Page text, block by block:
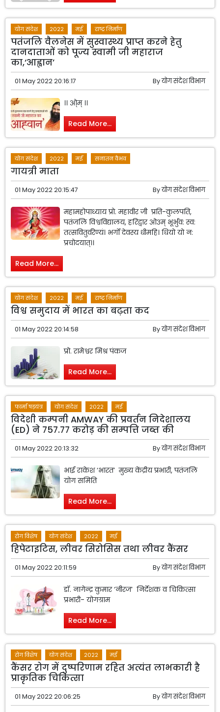
योग संदेश 2022 मई राष्ट्र निर्माण
पतंजलि वैलनेस में सुस्वास्थ्य प्राप्त करने हेतु
दानदाताओं को पूज्य स्वामी जी महाराज
का,‘आह्वान’
01 May 2022 20:16:17 Byयोग संदेश विभाग
।। ओ्म् ।।
Read More...
योग संदेश 2022 मई सनातन वैभव
गायत्री माता
01 May 2022 20:15:47 Byयोग संदेश विभाग
महामहोपाध्याय प्रो. महावीर जी प्रति-कुलपति,
पतंजलि विश्वविद्यालय, हरिद्वार ओ३म् भूर्भुव: स्व:
तत्सवितुर्वरेण्यं। भर्गो देवस्य धीमहि। धियो यो न:
प्रचोदयात्।।
Read More...
योग संदेश 2022 मई राष्ट्र निर्माण
विश्व समुदाय में भारत का बढ़ता कद
01 May 2022 20:14:58 Byयोग संदेश विभाग
प्रो. रामेश्वर मिश्र पंकज
Read More...
फार्मा षड़यंत्र योग संदेश 2022 मई
विदेशी कम्पनी AMWAY की प्रवर्तन निदेशालय
(ED) ने 757.77 करोड़ की सम्पत्ति जब्त की
01 May 2022 20:13:32 Byयोग संदेश विभाग
भाई राकेश ‘भारत’ मुख्य केंद्रीय प्रभारी, पतंजलि
योग समिति
Read More...
रोग विशेष योग संदेश 2022 मई
हिपेटाइटिस, लीवर सिरोसिस तथा लीवर कैंसर
01 May 2022 20:11:59 Byयोग संदेश विभाग
डॉ. नागेन्द्र कुमार ‘नीरज’ निर्देशक व चिकित्सा
प्रभारी- योगग्राम
Read More...
रोग विशेष योग संदेश 2022 मई
कैंसर रोग में दुष्परिणाम रहित अत्यंत लाभकारी है
प्राकृतिक चिकित्सा
01 May 2022 20:06:25 Byयोग संदेश विभाग